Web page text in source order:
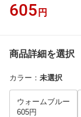
605 円
商品詳細を選択
カラー ： 未選択
ウォームブルー
605円